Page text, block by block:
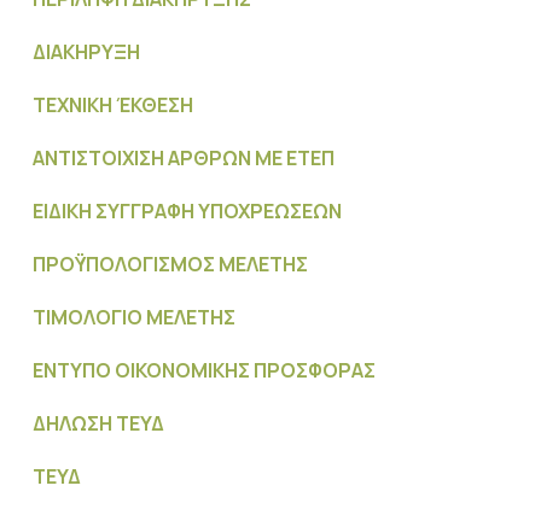
ΔΙΑΚΗΡΥΞΗ
ΤΕΧΝΙΚΗ ΈΚΘΕΣΗ
ΑΝΤΙΣΤΟΙΧΙΣΗ ΑΡΘΡΩΝ ΜΕ ΕΤΕΠ
ΕΙΔΙΚΗ ΣΥΓΓΡΑΦΗ ΥΠΟΧΡΕΩΣΕΩΝ
ΠΡΟΫΠΟΛΟΓΙΣΜΟΣ MΕΛΕΤΗΣ
ΤΙΜΟΛΟΓΙΟ ΜΕΛΕΤΗΣ
ΕΝΤΥΠΟ ΟΙΚΟΝΟΜΙΚΗΣ ΠΡΟΣΦΟΡΑΣ
ΔΗΛΩΣΗ ΤΕΥΔ
ΤΕΥΔ